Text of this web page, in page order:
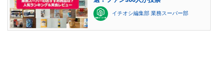
イチオシ編集部 業務スーパー部